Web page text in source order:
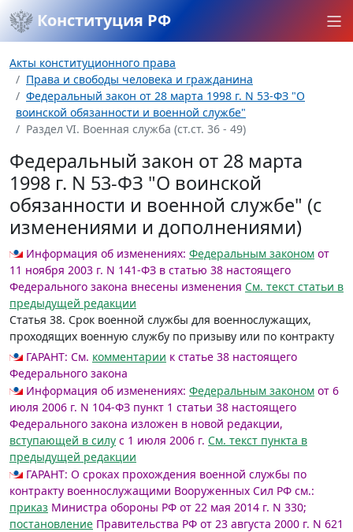
Конституция РФ
Акты конституционного права
Права и свободы человека и гражданина
Федеральный закон от 28 марта 1998 г. N 53-ФЗ "О
воинской обязанности и военной службе"
Раздел VI. Военная служба (ст.ст. 36 - 49)
Федеральный закон от 28 марта
1998 г. N 53-ФЗ "О воинской
обязанности и военной службе" (с
изменениями и дополнениями)
Информация об изменениях: Федеральным законом от
11 ноября 2003 г. N 141-ФЗ в статью 38 настоящего
Федерального закона внесены изменения См. текст статьи в
предыдущей редакции
Статья 38. Срок военной службы для военнослужащих,
проходящих военную службу по призыву или по контракту
ГАРАНТ: См. комментарии к статье 38 настоящего
Федерального закона
Информация об изменениях: Федеральным законом от 6
июля 2006 г. N 104-ФЗ пункт 1 статьи 38 настоящего
Федерального закона изложен в новой редакции,
вступающей в силу с 1 июля 2006 г. См. текст пункта в
предыдущей редакции
ГАРАНТ: О сроках прохождения военной службы по
контракту военнослужащими Вооруженных Сил РФ см.:
приказ Министра обороны РФ от 22 мая 2014 г. N 330;
постановление Правительства РФ от 23 августа 2000 г. N 621